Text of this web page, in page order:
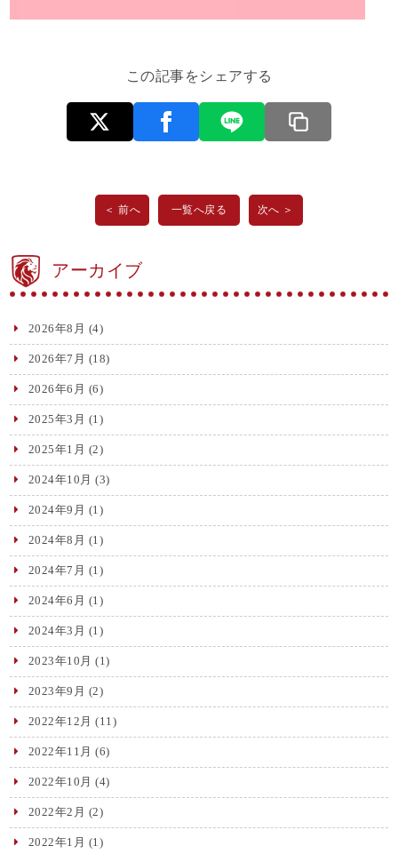
この記事をシェアする
＜ 前へ 一覧へ戻る 次へ ＞
アーカイブ
2026年8月 (4)
2026年7月 (18)
2026年6月 (6)
2025年3月 (1)
2025年1月 (2)
2024年10月 (3)
2024年9月 (1)
2024年8月 (1)
2024年7月 (1)
2024年6月 (1)
2024年3月 (1)
2023年10月 (1)
2023年9月 (2)
2022年12月 (11)
2022年11月 (6)
2022年10月 (4)
2022年2月 (2)
2022年1月 (1)